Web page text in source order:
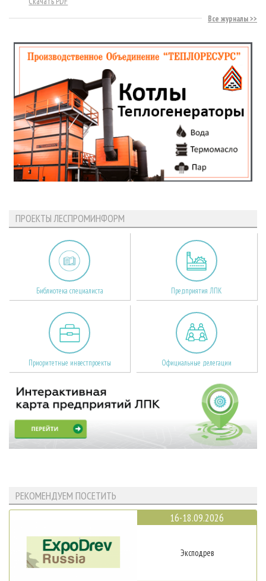
Все журналы
ПРОЕКТЫ ЛЕСПРОМИНФОРМ
Библиотека специалиста Предприятия ЛПК
Приоритетные инвестпроекты Официальные делегации
РЕКОМЕНДУЕМ ПОСЕТИТЬ
16-18.09.2026
Эксподрев